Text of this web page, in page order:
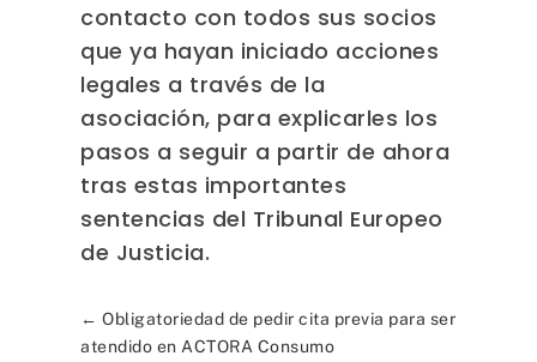
contacto con todos sus socios
que ya hayan iniciado acciones
legales a través de la
asociación, para explicarles los
pasos a seguir a partir de ahora
tras estas importantes
sentencias del Tribunal Europeo
de Justicia.
←Obligatoriedad de pedir cita previa para ser
atendido en ACTORA Consumo